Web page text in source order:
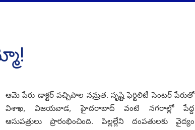
ఆమె పేరు డాక్ట‌ర్‌ ప‌చ్చిపాల న‌మ్ర‌త‌. సృష్టి ఫెర్టిలిటీ సెంట‌ర్ పేరుతో
విశాఖ‌, విజ‌య‌వాడ‌, హైద‌రాబాద్ వంటి న‌గ‌రాల్లో పేద్ద
ఆసుప‌త్రులు ప్రారంభించింది. పిల్ల‌ల్లేని దంప‌తుల‌కు వైద్యం